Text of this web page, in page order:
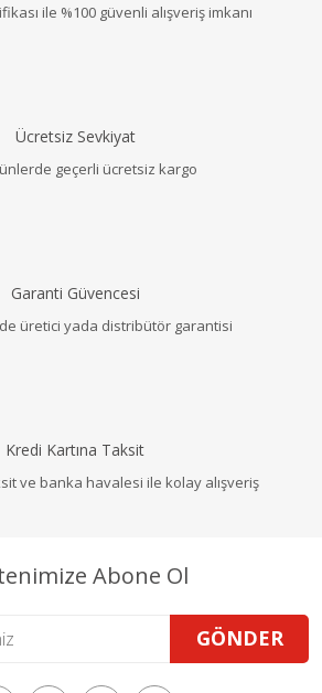
ile %100 güvenli alışveriş imkanı
Ücretsiz Sevkiyat
geçerli ücretsiz kargo
Garanti Güvencesi
üretici yada distribütör garantisi
Kredi Kartına Taksit
ve banka havalesi ile kolay alışveriş
Abone Ol
GÖNDER